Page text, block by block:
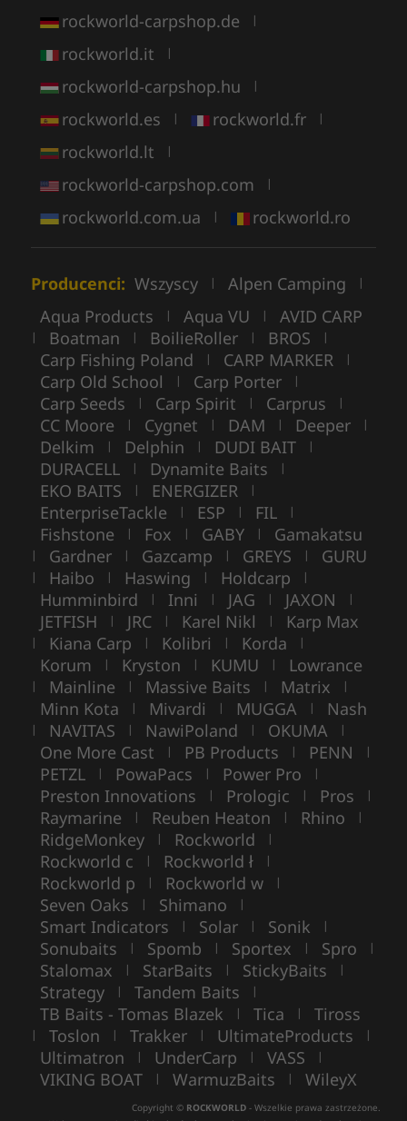
rockworld-carpshop.de |
rockworld.it |
rockworld-carpshop.hu |
rockworld.es | rockworld.fr |
rockworld.lt |
rockworld-carpshop.com |
rockworld.com.ua | rockworld.ro
Producenci: Wszyscy | Alpen Camping |
Aqua Products | Aqua VU | AVID CARP
| Boatman | BoilieRoller | BROS |
Carp Fishing Poland | CARP MARKER |
Carp Old School | Carp Porter |
Carp Seeds | Carp Spirit | Carprus |
CC Moore | Cygnet | DAM | Deeper |
Delkim | Delphin | DUDI BAIT |
DURACELL | Dynamite Baits |
EKO BAITS | ENERGIZER |
EnterpriseTackle | ESP | FIL |
Fishstone | Fox | GABY | Gamakatsu
| Gardner | Gazcamp | GREYS | GURU
| Haibo | Haswing | Holdcarp |
Humminbird | Inni | JAG | JAXON |
JETFISH | JRC | Karel Nikl | Karp Max
| Kiana Carp | Kolibri | Korda |
Korum | Kryston | KUMU | Lowrance
| Mainline | Massive Baits | Matrix |
Minn Kota | Mivardi | MUGGA | Nash
| NAVITAS | NawiPoland | OKUMA |
One More Cast | PB Products | PENN |
PETZL | PowaPacs | Power Pro |
Preston Innovations | Prologic | Pros |
Raymarine | Reuben Heaton | Rhino |
RidgeMonkey | Rockworld |
Rockworld c | Rockworld ł |
Rockworld p | Rockworld w |
Seven Oaks | Shimano |
Smart Indicators | Solar | Sonik |
Sonubaits | Spomb | Sportex | Spro |
Stalomax | StarBaits | StickyBaits |
Strategy | Tandem Baits |
TB Baits - Tomas Blazek | Tica | Tiross
| Toslon | Trakker | UltimateProducts |
Ultimatron | UnderCarp | VASS |
VIKING BOAT | WarmuzBaits | WileyX
Copyright © ROCKWORLD - Wszelkie prawa zastrzeżone.